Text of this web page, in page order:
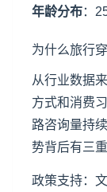
年龄分布：
为什么旅行
从行业数据
方式和消费
路咨询量持
势背后有三
政策支持：